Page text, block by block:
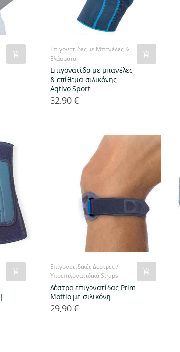
Επιγονατίδες με Μπανέλες &
Ελάσματα
Επιγονατίδα με μπανέλες
& επίθεμα σιλικόνης
Aqtivo Sport
Τιμή
32,90 €
Επιγονατιδικές Δέστρες /
Υποεπιγονατιδικά Straps
Δέστρα επιγονατίδας Prim
Mottio με σιλικόνη
Τιμή
29,90 €